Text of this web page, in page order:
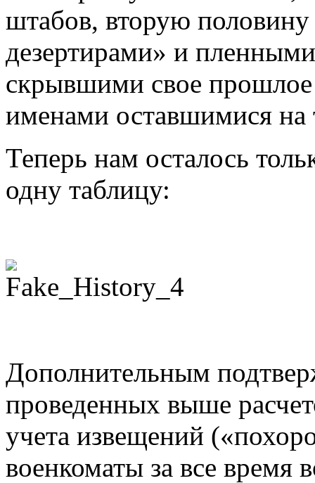
штабов, вторую
дезертирами» и
скрывшими свое
именами оставшимися
Теперь нам осталось
одну таблицу:
Дополнительным
проведенных выше
учета извещений
военкоматы за все время